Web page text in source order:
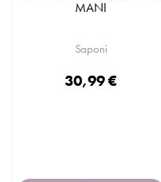
MANI
Saponi
30,99 €